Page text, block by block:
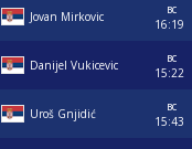
Jovan Mirkovic
вс
16:19
Danijel Vukicevic
вс
15:22
Uroš Gnjidić
вс
15:43